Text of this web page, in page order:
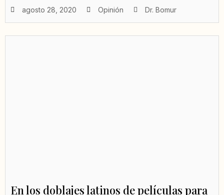
agosto 28, 2020 Opinión Dr. Bomur
En los doblajes latinos de películas para